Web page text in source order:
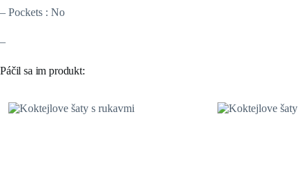
– Pockets : No
–
Páčil sa im produkt: